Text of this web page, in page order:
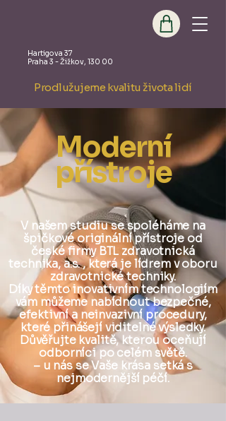
Prodlužujeme kvalitu života lidí
Hartigova 37
Praha 3 - Žižkov, 130 00
Moderní
přístroje
V našem studiu se spoléháme na
špičkové originální přístroje od
české firmy BTL zdravotnická
technika, a.s. , která je lídrem v oboru
zdravotnické techniky.
Díky těmto inovativním technologiím
vám můžeme nabídnout bezpečné,
efektivní a neinvazivní procedury,
které přinášejí viditelné výsledky.
Důvěřujte kvalitě, kterou oceňují
odborníci po celém světě.
– u nás se Vaše krása setká s
nejmodernější péčí.